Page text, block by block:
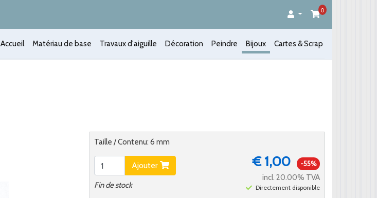
0
Accueil Matériau de base Travaux d'aiguille Décoration Peindre Bijoux Cartes & Scrap
Taille / Contenu: 6 mm
Ajouter
Fin de stock
€ 1,00 -55%
incl. 20.00% TVA
Directement disponible